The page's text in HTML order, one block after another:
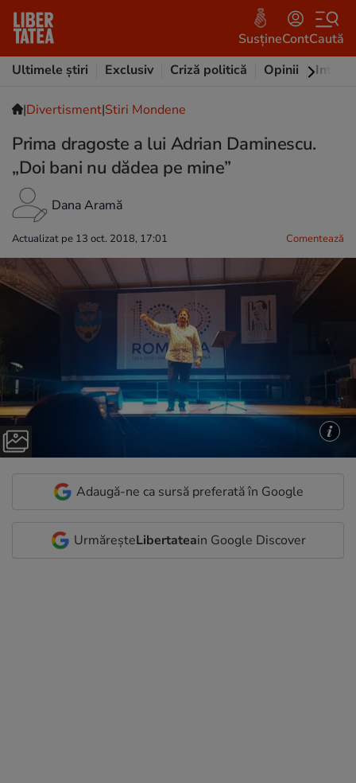
SusțineContCaută
Ultimele știri
Exclusiv Criză politică Opinii
|Divertisment|Stiri Mondene
Prima dragoste a lui Adrian Daminescu.
„Doi bani nu dădea pe mine”
Dana Aramă
Actualizat pe 13 oct. 2018, 17:01 Comentează
Adaugă-ne ca sursă preferată în Google
UrmăreșteLibertateain Google Discover